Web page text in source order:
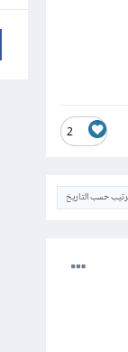
2
حسب التاريخ